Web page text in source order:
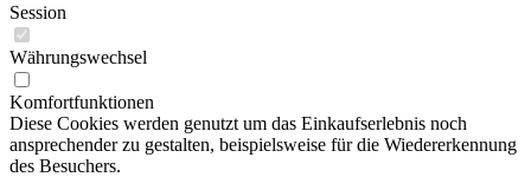
Session
Währungswechsel
Komfortfunktionen
Diese Cookies werden genutzt um das Einkaufserlebnis noch
ansprechender zu gestalten, beispielsweise für die Wiedererkennung
des Besuchers.